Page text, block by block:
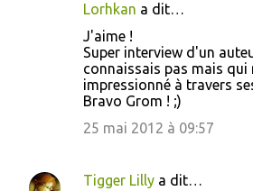
Lorhkan a dit…
J'aime !
Super interview d'un
connaissais pas mais
impressionné à travers
Bravo Grom ! ;)
25 mai 2012 à 09:57
Tigger Lilly a dit…